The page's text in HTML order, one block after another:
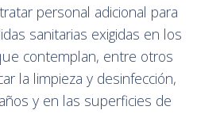
personal adicional para
sanitarias exigidas en los
contemplan, entre otros
la limpieza y desinfección,
y en las superficies de